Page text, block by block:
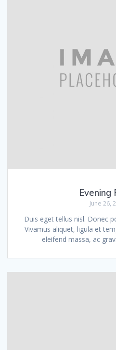
Evening
June 26,
Duis eget tellus nisl. Donec
Vivamus aliquet, ligula et
eleifend massa, ac